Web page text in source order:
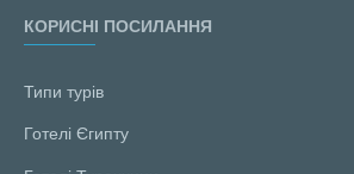
КОРИСНІ ПОСИЛАННЯ
Типи турів
Готелі Єгипту